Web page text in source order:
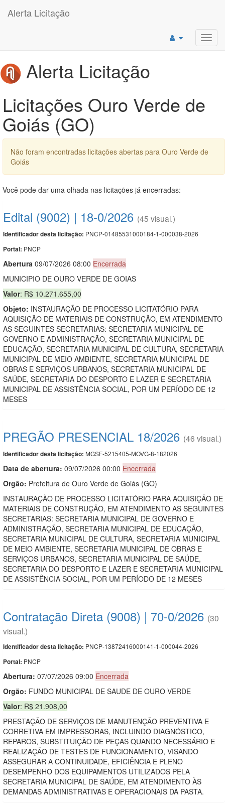
Alerta Licitação
Alerta Licitação
Licitações Ouro Verde de
Goiás (GO)
Não foram encontradas licitações abertas para Ouro Verde de
Goiás
Você pode dar uma olhada nas licitações já encerradas:
Edital (9002) | 18-0/2026 (45 visual.)
Identificador desta licitação: PNCP-01485531000184-1-000038-2026
Portal: PNCP
Abertura 09/07/2026 08:00 Encerrada
MUNICIPIO DE OURO VERDE DE GOIAS
Valor: R$ 10.271.655,00
Objeto: INSTAURAÇÃO DE PROCESSO LICITATÓRIO PARA
AQUISIÇÃO DE MATERIAIS DE CONSTRUÇÃO, EM ATENDIMENTO
AS SEGUINTES SECRETARIAS: SECRETARIA MUNICIPAL DE
GOVERNO E ADMINISTRAÇÃO, SECRETARIA MUNICIPAL DE
EDUCAÇÃO, SECRETARIA MUNICIPAL DE CULTURA, SECRETARIA
MUNICIPAL DE MEIO AMBIENTE, SECRETARIA MUNICIPAL DE
OBRAS E SERVIÇOS URBANOS, SECRETARIA MUNICIPAL DE
SAÚDE, SECRETARIA DO DESPORTO E LAZER E SECRETARIA
MUNICIPAL DE ASSISTÊNCIA SOCIAL, POR UM PERÍODO DE 12
MESES
PREGÃO PRESENCIAL 18/2026 (46 visual.)
Identificador desta licitação: MGSF-5215405-MOVG-8-182026
Data de abertura: 09/07/2026 00:00 Encerrada
Orgão: Prefeitura de Ouro Verde de Goiás (GO)
INSTAURAÇÃO DE PROCESSO LICITATÓRIO PARA AQUISIÇÃO DE
MATERIAIS DE CONSTRUÇÃO, EM ATENDIMENTO AS SEGUINTES
SECRETARIAS: SECRETARIA MUNICIPAL DE GOVERNO E
ADMINISTRAÇÃO, SECRETARIA MUNICIPAL DE EDUCAÇÃO,
SECRETARIA MUNICIPAL DE CULTURA, SECRETARIA MUNICIPAL
DE MEIO AMBIENTE, SECRETARIA MUNICIPAL DE OBRAS E
SERVIÇOS URBANOS, SECRETARIA MUNICIPAL DE SAÚDE,
SECRETARIA DO DESPORTO E LAZER E SECRETARIA MUNICIPAL
DE ASSISTÊNCIA SOCIAL, POR UM PERÍODO DE 12 MESES
Contratação Direta (9008) | 70-0/2026 (30
visual.)
Identificador desta licitação: PNCP-13872416000141-1-000044-2026
Portal: PNCP
Abertura: 07/07/2026 09:00 Encerrada
Orgão: FUNDO MUNICIPAL DE SAUDE DE OURO VERDE
Valor: R$ 21.908,00
PRESTAÇÃO DE SERVIÇOS DE MANUTENÇÃO PREVENTIVA E
CORRETIVA EM IMPRESSORAS, INCLUINDO DIAGNÓSTICO,
REPAROS, SUBSTITUIÇÃO DE PEÇAS QUANDO NECESSÁRIO E
REALIZAÇÃO DE TESTES DE FUNCIONAMENTO, VISANDO
ASSEGURAR A CONTINUIDADE, EFICIÊNCIA E PLENO
DESEMPENHO DOS EQUIPAMENTOS UTILIZADOS PELA
SECRETARIA MUNICIPAL DE SAÚDE, EM ATENDIMENTO ÀS
DEMANDAS ADMINISTRATIVAS E OPERACIONAIS DA PASTA.